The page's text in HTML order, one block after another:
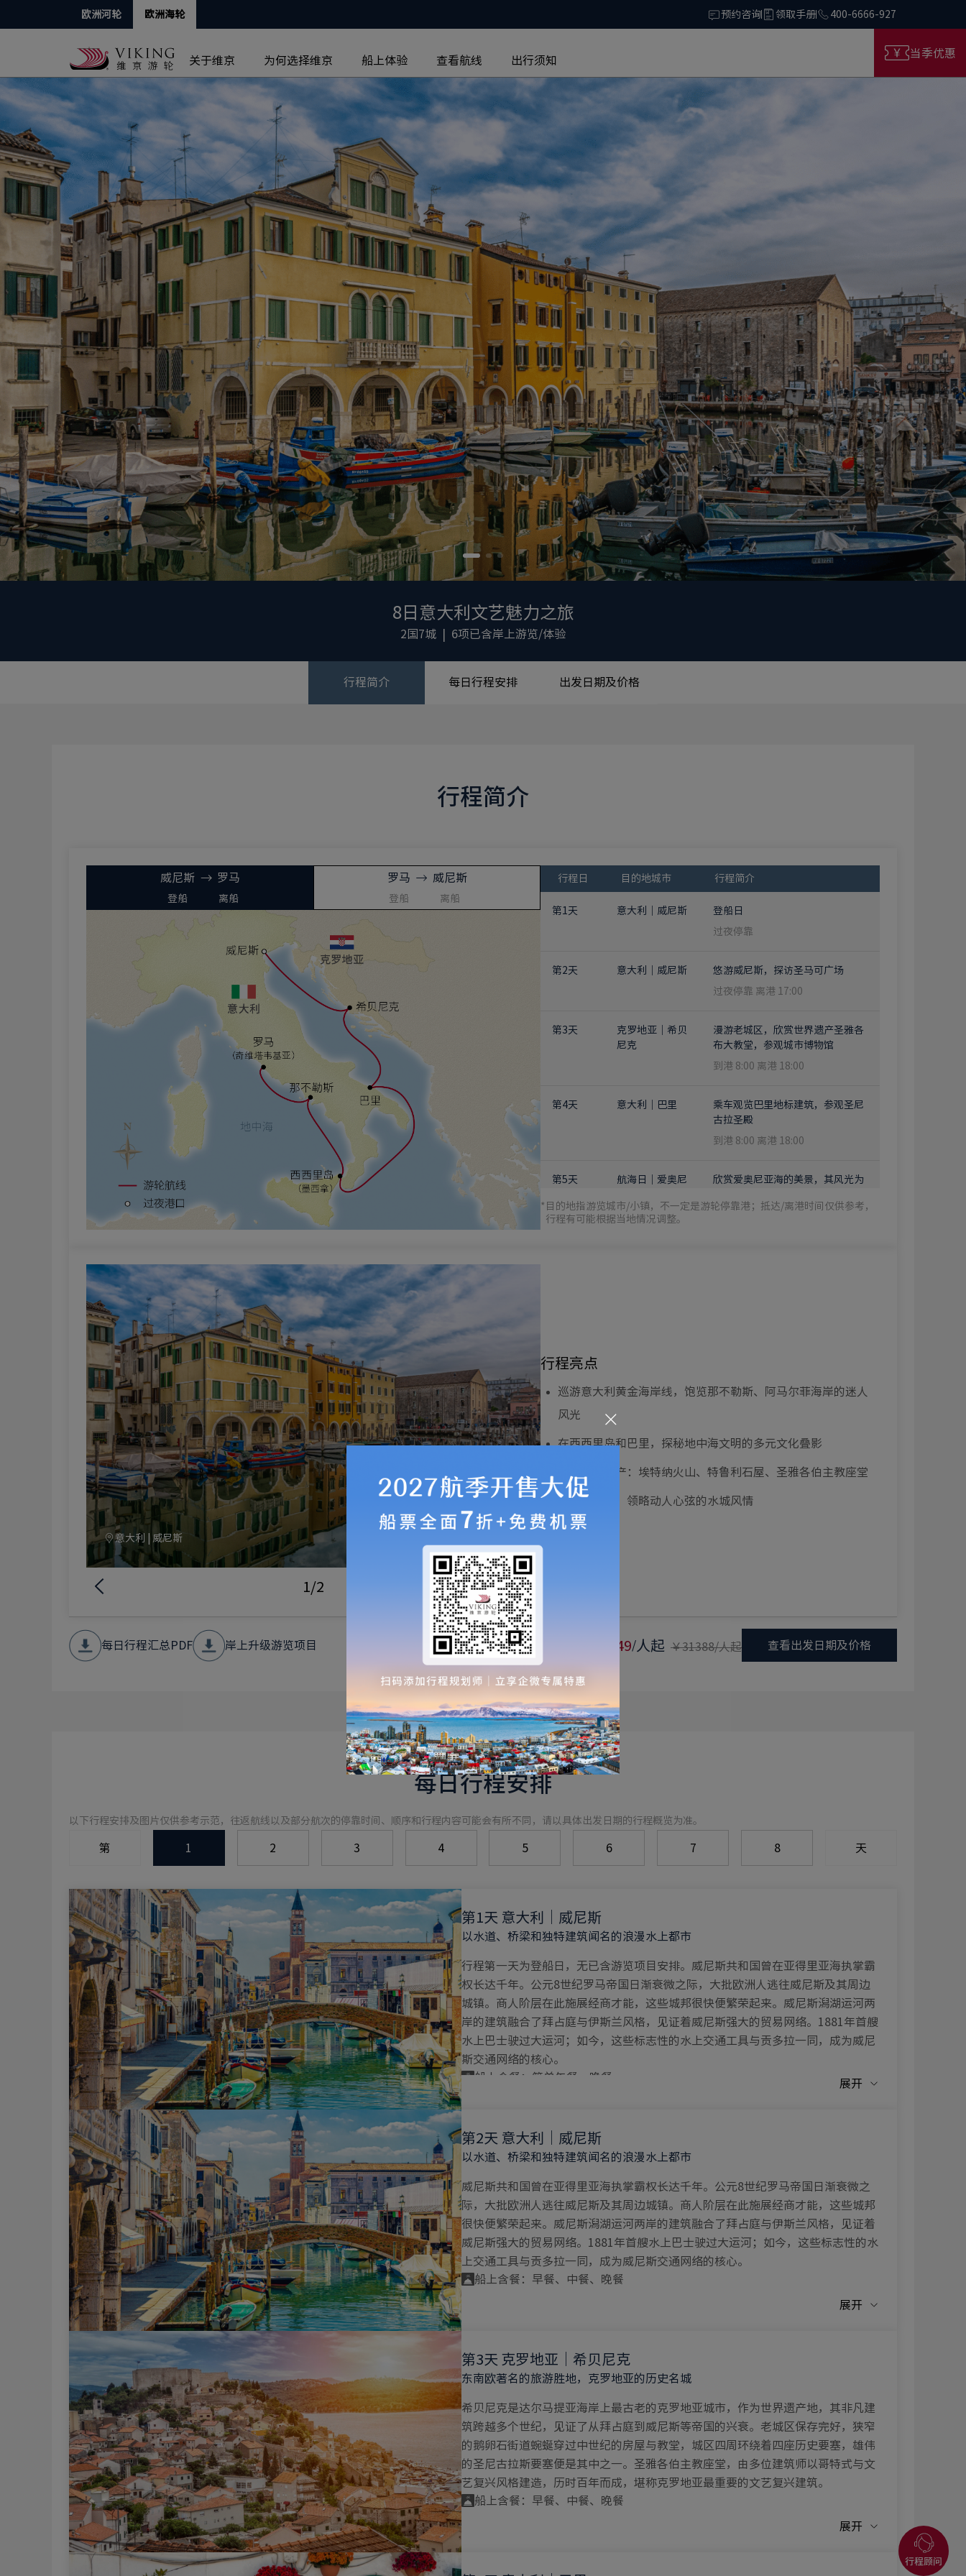
欧洲河轮 欧洲海轮 预约咨询 领取手册 400-6666-927
关于维京 为何选择维京 船上体验 查看航线 出行须知
当季优惠
8日意大利文艺魅力之旅
2国7城 | 6项已含岸上游览/体验
行程简介 每日行程安排 出发日期及价格
行程简介
威尼斯 罗马
登船 离船
罗马 威尼斯
登船 离船
行程日 目的地城市 行程简介
第1天 意大利｜威尼斯 登船日
过夜停靠
第2天 意大利｜威尼斯 悠游威尼斯，探访圣马可广场
过夜停靠 离港 17:00
第3天
克罗地亚｜希贝
尼克
漫游老城区，欣赏世界遗产圣雅各
布大教堂，参观城市博物馆
到港 8:00 离港 18:00
第4天 意大利｜巴里
乘车观览巴里地标建筑，参观圣尼
古拉圣殿
到港 8:00 离港 18:00
第5天
航海日｜爱奥尼
欣赏爱奥尼亚海的美景，其风光为
（奇维塔韦基
* 目的地指游览城市/小镇，不一定是游轮停靠港；抵达/离港时间仅供参考，
行程有可能根据当地情况调整。
意大利 | 威尼斯
1/2
行程亮点
巡游意大利黄金海岸线，饱览那不勒斯、阿马尔菲海岸的迷人
风光
在西西里岛和巴里，探秘地中海文明的多元文化叠影
打卡世界遗产：埃特纳火山、特鲁利石屋、圣雅各伯主教座堂
走进威尼斯，领略动人心弦的水城风情
每日行程汇总PDF 岸上升级游览项目 28249/ 人起 ￥31388/人起 查看出发日期及价格
每日行程安排
以下行程安排及图片仅供参考示范，往返航线以及部分航次的停靠时间、顺序和行程内容可能会有所不同，请以具体出发日期的行程概览为准。
第 1 2 3 4 5 6 7 8 天
第1天 意大利｜威尼斯
以水道、桥梁和独特建筑闻名的浪漫水上都市
行程第一天为登船日，无已含游览项目安排。威尼斯共和国曾在亚得里亚海执掌霸
权长达千年。公元8世纪罗马帝国日渐衰微之际，大批欧洲人逃往威尼斯及其周边
城镇。商人阶层在此施展经商才能，这些城邦很快便繁荣起来。威尼斯潟湖运河两
岸的建筑融合了拜占庭与伊斯兰风格，见证着威尼斯强大的贸易网络。1881年首艘
水上巴士驶过大运河；如今，这些标志性的水上交通工具与贡多拉一同，成为威尼
斯交通网络的核心。
船上含餐：简单午餐、晚餐
展开
第2天 意大利｜威尼斯
以水道、桥梁和独特建筑闻名的浪漫水上都市
威尼斯共和国曾在亚得里亚海执掌霸权长达千年。公元8世纪罗马帝国日渐衰微之
际，大批欧洲人逃往威尼斯及其周边城镇。商人阶层在此施展经商才能，这些城邦
很快便繁荣起来。威尼斯潟湖运河两岸的建筑融合了拜占庭与伊斯兰风格，见证着
威尼斯强大的贸易网络。1881年首艘水上巴士驶过大运河；如今，这些标志性的水
上交通工具与贡多拉一同，成为威尼斯交通网络的核心。
船上含餐：早餐、中餐、晚餐
展开
第3天 克罗地亚｜希贝尼克
东南欧著名的旅游胜地，克罗地亚的历史名城
希贝尼克是达尔马提亚海岸上最古老的克罗地亚城市，作为世界遗产地，其非凡建
筑跨越多个世纪，见证了从拜占庭到威尼斯等帝国的兴衰。老城区保存完好，狭窄
的鹅卵石街道蜿蜒穿过中世纪的房屋与教堂，城区四周环绕着四座历史要塞，雄伟
的圣尼古拉斯要塞便是其中之一。圣雅各伯主教座堂，由多位建筑师以哥特式与文
艺复兴风格建造，历时百年而成，堪称克罗地亚最重要的文艺复兴建筑。
船上含餐：早餐、中餐、晚餐
展开